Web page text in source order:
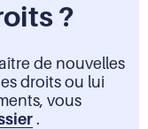
?
de nouvelles
droits ou lui
vous
.